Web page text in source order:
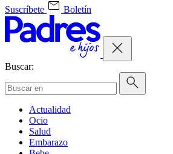
Suscríbete
Boletín
Buscar:
Actualidad
Ocio
Salud
Embarazo